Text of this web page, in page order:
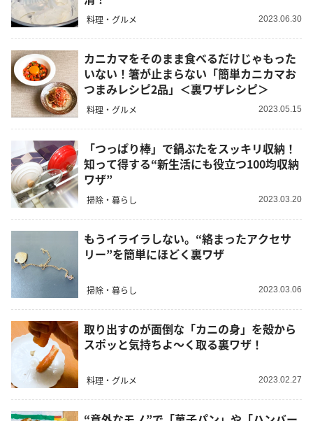
料理・グルメ 2023.06.30
カニカマをそのまま食べるだけじゃもった
いない！箸が止まらない「簡単カニカマお
つまみレシピ2品」＜裏ワザレシピ＞
料理・グルメ 2023.05.15
「つっぱり棒」で鍋ぶたをスッキリ収納！
知って得する“新生活にも役立つ100均収納
ワザ”
掃除・暮らし 2023.03.20
もうイライラしない。“絡まったアクセサ
リー”を簡単にほどく裏ワザ
掃除・暮らし 2023.03.06
取り出すのが面倒な「カニの身」を殻から
スポッと気持ちよ〜く取る裏ワザ！
料理・グルメ 2023.02.27